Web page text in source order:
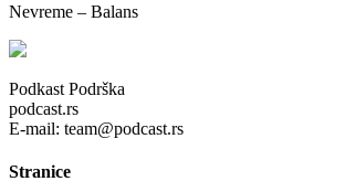
Nevreme – Balans
Podkast Podrška
podcast.rs
E-mail: team@podcast.rs
Stranice